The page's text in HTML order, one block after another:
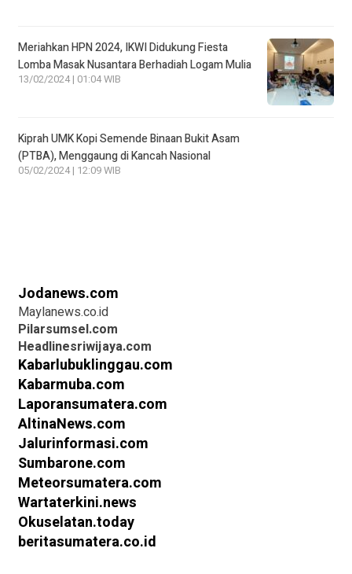
Meriahkan HPN 2024, IKWI Didukung Fiesta
Lomba Masak Nusantara Berhadiah Logam Mulia
13/02/2024 | 01:04 WIB
Kiprah UMK Kopi Semende Binaan Bukit Asam
(PTBA), Menggaung di Kancah Nasional
05/02/2024 | 12:09 WIB
Jodanews.com
Maylanews.co.id
Pilarsumsel.com
Headlinesriwijaya.com
Kabarlubuklinggau.com
Kabarmuba.com
Laporansumatera.com
AltinaNews.com
Jalurinformasi.com
Sumbarone.com
Meteorsumatera.com
Wartaterkini.news
Okuselatan.today
beritasumatera.co.id